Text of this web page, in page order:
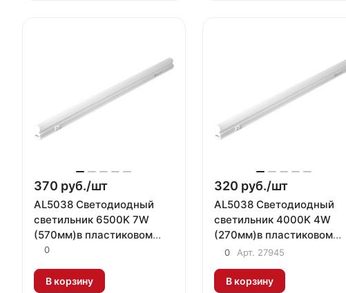
370 руб./шт
AL5038 Светодиодный
светильник 6500K 7W
(570мм)в пластиковом
корпусе с выключателем
0
В корзину
320 руб./шт
AL5038 Светодиодный
светильник 4000K 4W
(270мм)в пластиковом
корпусе с выключателем
0 Арт. 27945
В корзину